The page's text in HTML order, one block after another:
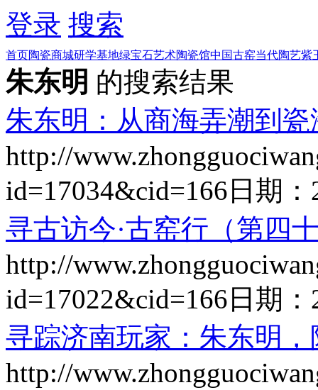
登录 搜索
首页陶瓷商城研学基地绿宝石艺术陶瓷馆中国古窑当代陶艺紫
朱东明 的搜索结果
朱东明：从商海弄潮到瓷
http://
id=17034&cid=166 日期：
寻古访今·古窑行（第四
http://
id=17022&cid=166 日期：
寻踪济南玩家：朱东明
http://